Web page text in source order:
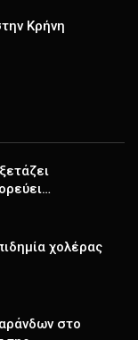
Κρήνη
χολέρας
στο